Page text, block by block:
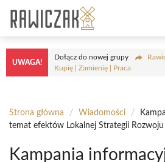
treści
UWAGA!
Dołącz do nowej grupy
Kupię | Zamienię | Praca
Strona główna / Wiadomości /
temat efektów Lokalnej Strategii
Kampania